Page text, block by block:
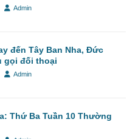
Admin
đến Tây Ban Nha, Đức
gọi đối thoại
Admin
Thứ Ba Tuần 10 Thường